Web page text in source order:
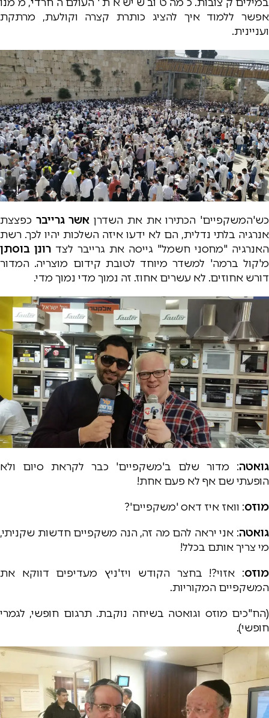
אפשר ללמוד איך להציג כותרת קצרה וקולעת, מרתקת
ועניינית.
כש'המשקפיים' הכתירו את את השדרן אשר גרייבר כפצצת
אנרגיה בלתי נדלית, הם לא ידעו איזה השלכות יהיו לכך. רשת
האנרגיה "מחסני חשמל" גייסה את גרייבר לצד רונן בוסתן
מ'קול ברמה' למשדר מיוחד לטובת קידום מוצריה. המדור
דורש אחוזים. לא עשרים אחוז. זה נמוך מדי נמוך מדי.
גואטה: מדור שלם ב'משקפיים' כבר לקראת סיום ולא
הופעתי שם אף לא פעם אחת!
מוזס: וואז איז דאס 'משקפיים'?
גואטה: אני יראה להם מה זה, הנה משקפיים חדשות שקניתי,
מי צריך אותם בכלל!
מוזס: אזוי?! בחצר הקודש ויז'ניץ מעדיפים דווקא את
המשקפיים המקוריות.
(הח"כים מוזס וגואטה בשיחה נוקבת. תרגום חופשי, לגמרי
חופשי).